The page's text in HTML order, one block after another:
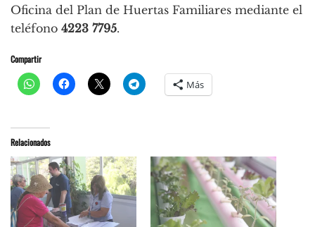
Oficina del Plan de Huertas Familiares mediante el
teléfono 4223 7795.
Compartir
Más
Relacionados